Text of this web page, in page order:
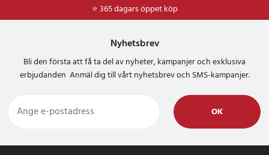
⭐ 365 dagars öppet köp
Nyhetsbrev
Bli den första att få ta del av nyheter, kampanjer och exklusiva
erbjudanden Anmäl dig till vårt nyhetsbrev och SMS-kampanjer.
OK